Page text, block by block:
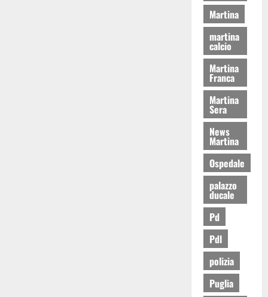
Martina
martina
calcio
Martina
Franca
Martina
Sera
News
Martina
Ospedale
palazzo
ducale
Pd
Pdl
polizia
Puglia